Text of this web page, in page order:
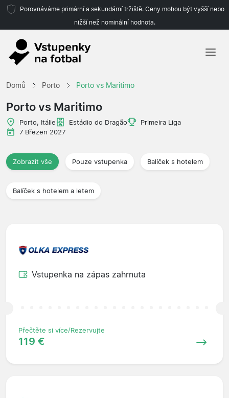
Porovnáváme primární a sekundární tržiště. Ceny mohou být vyšší nebo
nižší než nominální hodnota.
Domů Porto Porto vs Maritimo
Porto vs Maritimo
Porto, Itálie Estádio do Dragão
Primeira Liga
7 Březen 2027
Zobrazit vše Pouze vstupenka Balíček s hotelem
Balíček s hotelem a letem
Vstupenka na zápas zahrnuta
Přečtěte si více/Rezervujte
119 €